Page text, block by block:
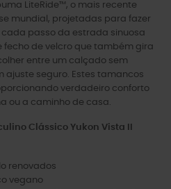
LiteRide™, o mais recente
mundial, projetadas para fazer
passo da estrada sinuosa
fecho de velcro que também gira
entre um calçado sem
ajuste seguro. Estes tamancos
verdadeiro conforto
ou a caminho de casa.
Clássico Yukon Vista II
renovados
vegano